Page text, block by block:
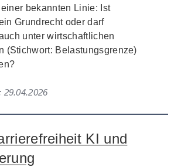
bekannten Linie: Ist
Grundrecht oder darf
unter wirtschaftlichen
(Stichwort: Belastungsgrenze)
29.04.2026
KI und